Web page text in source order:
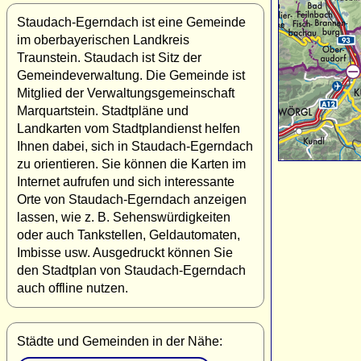
Staudach-Egerndach ist eine Gemeinde
im oberbayerischen Landkreis
Traunstein. Staudach ist Sitz der
Gemeindeverwaltung. Die Gemeinde ist
Mitglied der Verwaltungsgemeinschaft
Marquartstein. Stadtpläne und
Landkarten vom Stadtplandienst helfen
Ihnen dabei, sich in Staudach-Egerndach
zu orientieren. Sie können die Karten im
Internet aufrufen und sich interessante
Orte von Staudach-Egerndach anzeigen
lassen, wie z. B. Sehenswürdigkeiten
oder auch Tankstellen, Geldautomaten,
Imbisse usw. Ausgedruckt können Sie
den Stadtplan von Staudach-Egerndach
auch offline nutzen.
Städte und Gemeinden in der Nähe: